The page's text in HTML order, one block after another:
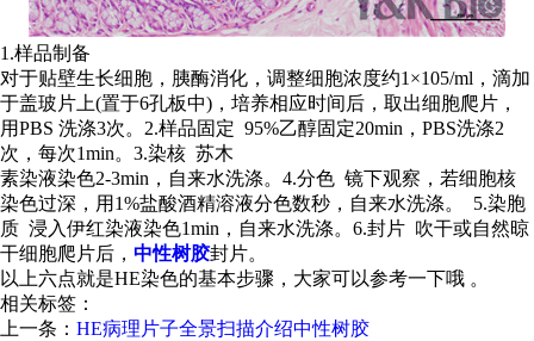
1.样品制备
对于贴壁生长细胞，胰酶消化，调整细胞浓度约1×105/ml，滴加
于盖玻片上(置于6孔板中)，培养相应时间后，取出细胞爬片，
用PBS 洗涤3次。2.样品固定 95%乙醇固定20min，PBS洗涤2
次，每次1min。3.染核 苏木
素染液染色2-3min，自来水洗涤。4.分色 镜下观察，若细胞核
染色过深，用1%盐酸酒精溶液分色数秒，自来水洗涤。 5.染胞
质 浸入伊红染液染色1min，自来水洗涤。6.封片 吹干或自然晾
干细胞爬片后， 中性树胶封片。
以上六点就是HE染色的基本步骤，大家可以参考一下哦 。
相关标签：
上一条： HE病理片子全景扫描介绍中性树胶